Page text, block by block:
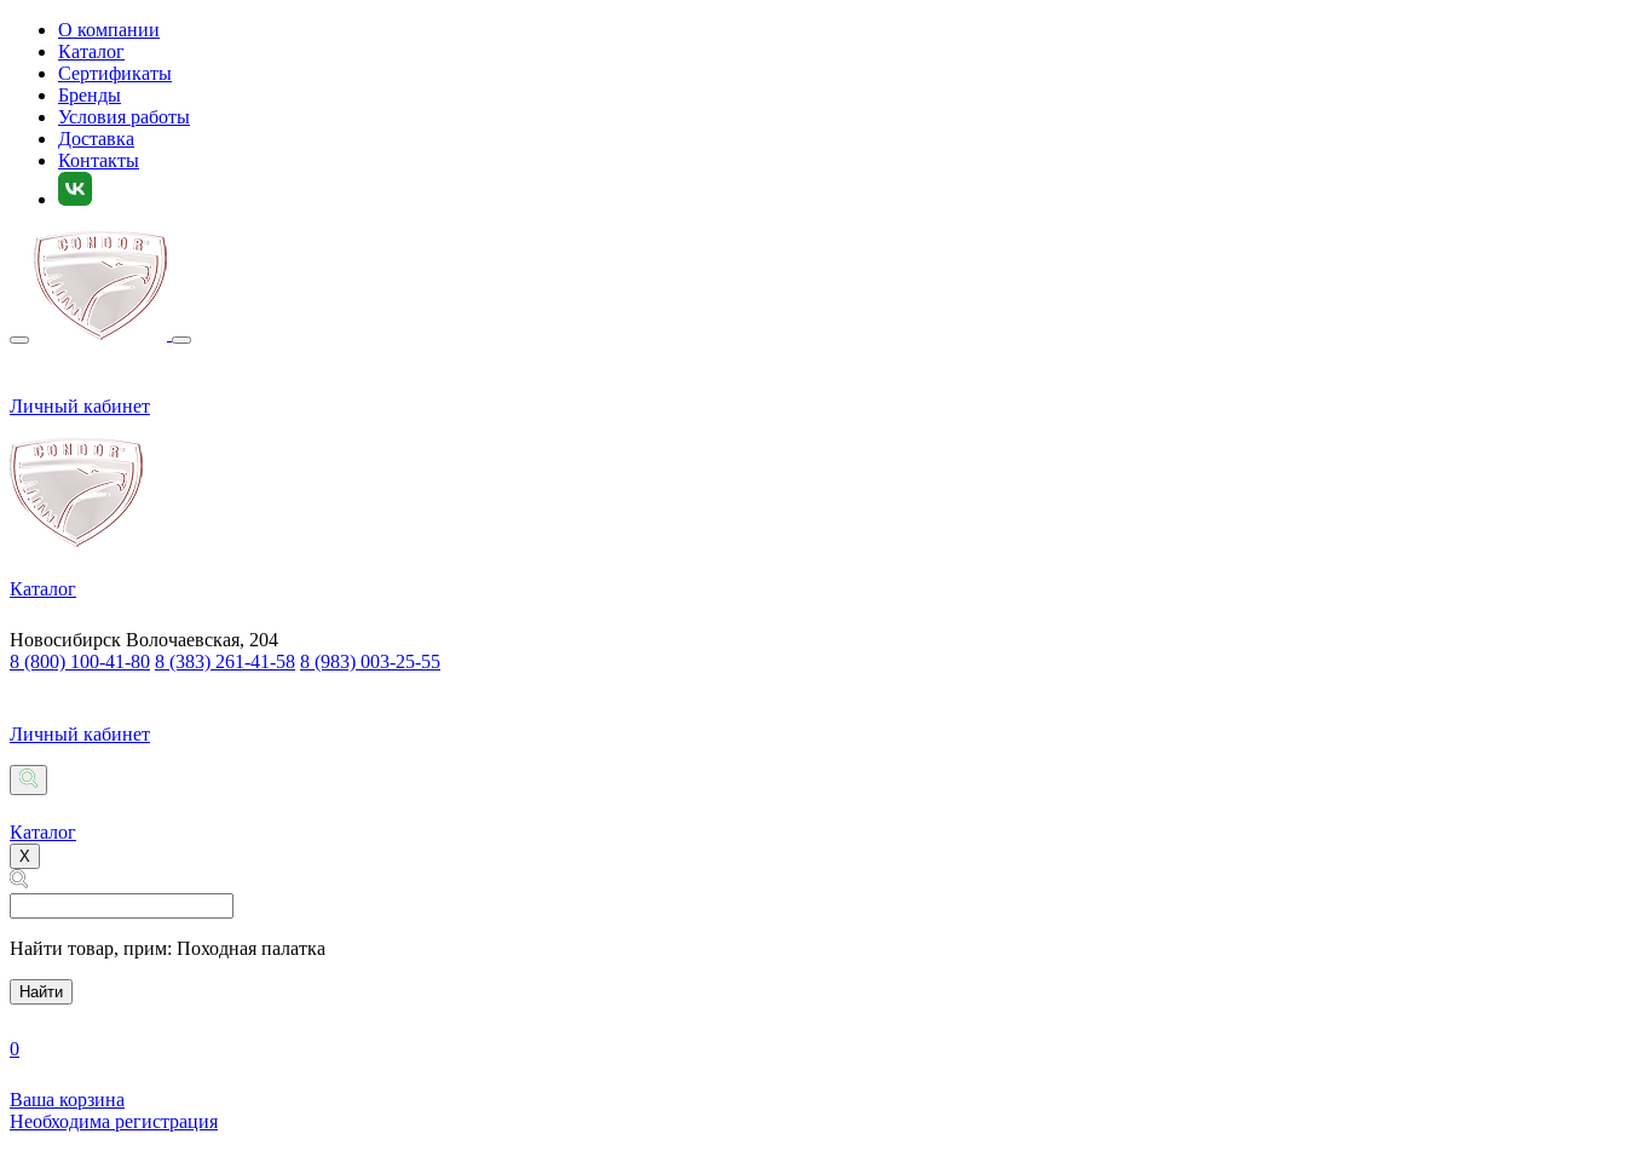
О компании
Каталог
Сертификаты
Бренды
Условия работы
Доставка
Контакты
Личный кабинет
Каталог
Новосибирск Волочаевская, 204
8 (800) 100-41-80 8 (383) 261-41-58 8 (983) 003-25-55
Личный кабинет
Каталог
X
Найти товар, прим: Походная палатка
Найти
0
Ваша корзина
Необходима регистрация